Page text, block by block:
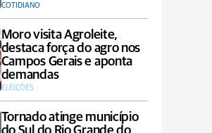
COTIDIANO
Moro visita Agroleite,
destaca força do agro nos
Campos Gerais e aponta
demandas
ELEIÇÕES
Tornado atinge município